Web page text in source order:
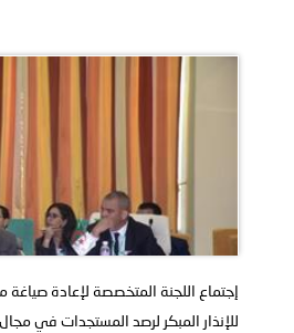
إجتماع اللجنة المتخصصة لإعادة صياغة
للإنذار المبكر لرصد المستجدات في